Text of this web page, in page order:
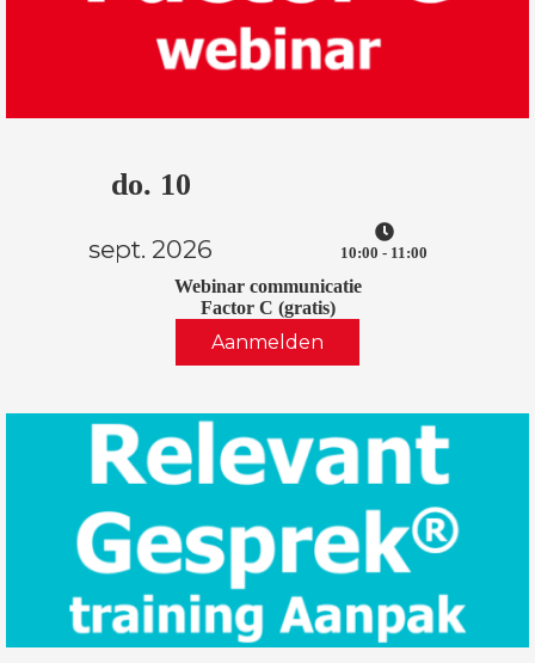
do. 10
sept. 2026 10:00 - 11:00
Webinar communicatie
Factor C (gratis)
Aanmelden